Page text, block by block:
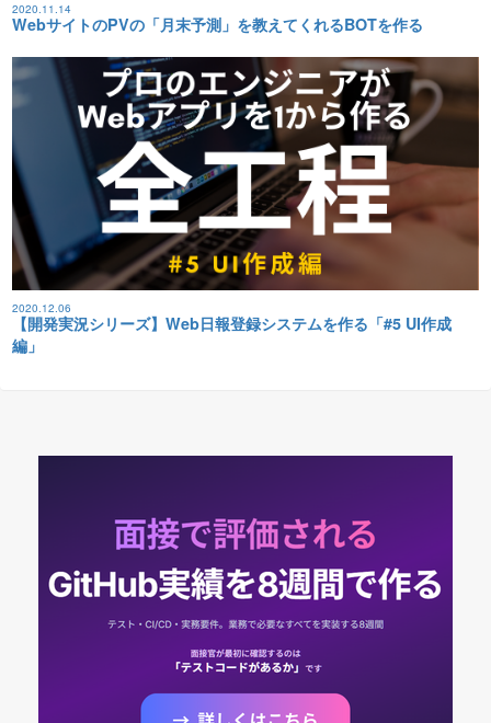
2020.11.14
WebサイトのPVの「月末予測」を教えてくれるBOTを作る
2020.12.06
【開発実況シリーズ】Web日報登録システムを作る「#5 UI作成
編」